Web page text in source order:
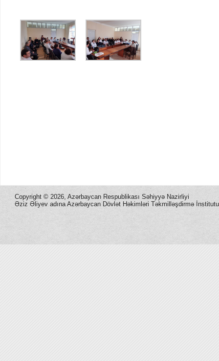
Copyright © 2026, Azərbaycan Respublikası Səhiyyə Nazirliyi
Əziz Əliyev adına Azərbaycan Dövlət Həkimləri Təkmilləşdirmə İnstitutu